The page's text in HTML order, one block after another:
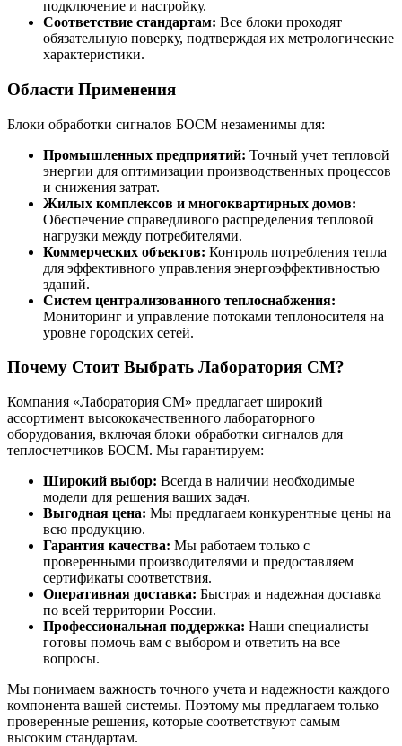
подключение и настройку.
Соответствие стандартам: Все блоки проходят
обязательную поверку, подтверждая их метрологические
характеристики.
Области Применения
Блоки обработки сигналов БОСМ незаменимы для:
Промышленных предприятий: Точный учет тепловой
энергии для оптимизации производственных процессов
и снижения затрат.
Жилых комплексов и многоквартирных домов:
Обеспечение справедливого распределения тепловой
нагрузки между потребителями.
Коммерческих объектов: Контроль потребления тепла
для эффективного управления энергоэффективностью
зданий.
Систем централизованного теплоснабжения:
Мониторинг и управление потоками теплоносителя на
уровне городских сетей.
Почему Стоит Выбрать Лаборатория СМ?
Компания «Лаборатория СМ» предлагает широкий
ассортимент высококачественного лабораторного
оборудования, включая блоки обработки сигналов для
теплосчетчиков БОСМ. Мы гарантируем:
Широкий выбор: Всегда в наличии необходимые
модели для решения ваших задач.
Выгодная цена: Мы предлагаем конкурентные цены на
всю продукцию.
Гарантия качества: Мы работаем только с
проверенными производителями и предоставляем
сертификаты соответствия.
Оперативная доставка: Быстрая и надежная доставка
по всей территории России.
Профессиональная поддержка: Наши специалисты
готовы помочь вам с выбором и ответить на все
вопросы.
Мы понимаем важность точного учета и надежности каждого
компонента вашей системы. Поэтому мы предлагаем только
проверенные решения, которые соответствуют самым
высоким стандартам.